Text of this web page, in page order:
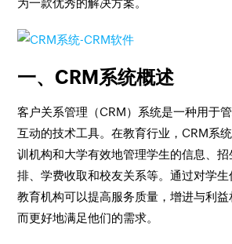
为一款优秀的解决方案。
一、CRM系统概述
客户关系管理（CRM）系统是一种用于
互动的技术工具。在教育行业，CRM系
训机构和大学有效地管理学生的信息、
排、学费收取和校友关系等。通过对学生
教育机构可以提高服务质量，增进与利
而更好地满足他们的需求。